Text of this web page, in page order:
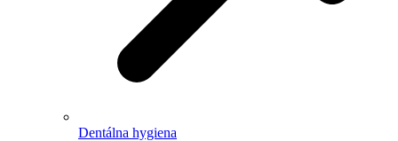
Dentálna hygiena